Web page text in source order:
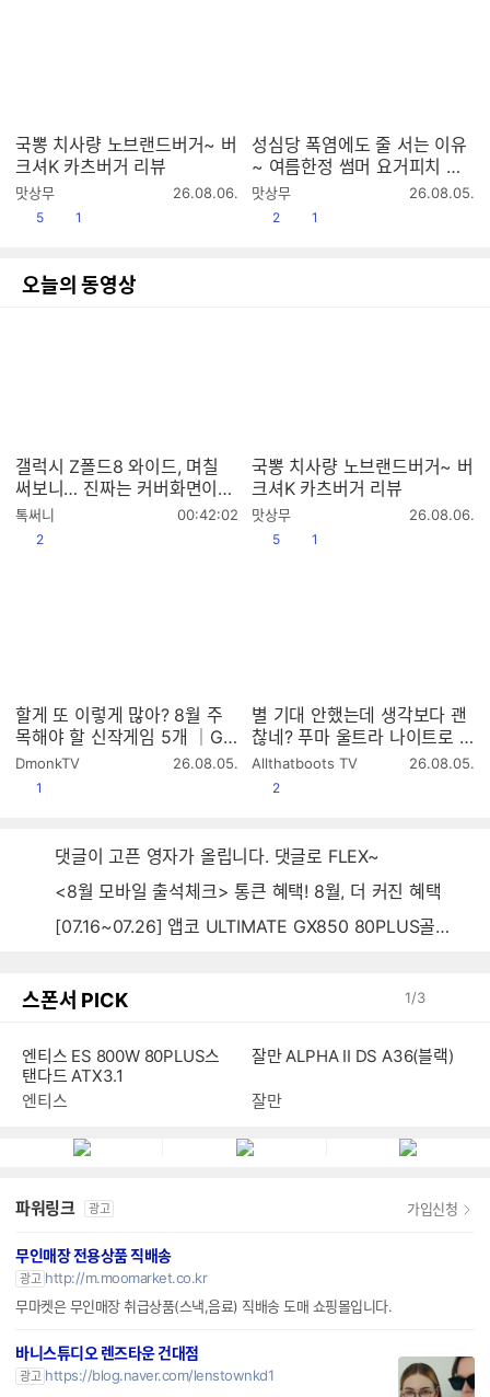
국뽕 치사량 노브랜드버거~ 버
크셔K 카츠버거 리뷰
맛상무
작
26.08.06.
공감
5 1
성심당 폭염에도 줄 서는 이유
~ 여름한정 썸머 요거피치 리
뷰
맛상무
작
26.08.05.
공감
2 1
오늘의 동영상
갤럭시 Z폴드8 와이드, 며칠
써보니… 진짜는 커버화면이었
습니다
톡써니
작
00:42:02
공감
2
국뽕 치사량 노브랜드버거~ 버
크셔K 카츠버거 리뷰
맛상무
작
26.08.06.
공감
5 1
할게 또 이렇게 많아? 8월 주
목해야 할 신작게임 5개 │GA
ME5 2026.8
DmonkTV
작
26.08.05.
1
별 기대 안했는데 생각보다 괜
찮네? 푸마 울트라 나이트로 7
얼티메이트 MG 실착 리뷰
Allthatboots TV
작
26.08.05.
공감
2
댓글이 고픈 영자가 올립니다. 댓글로 FLEX~
<8월 모바일 출석체크> 통큰 혜택! 8월, 더 커진 혜택
[07.16~07.26] 앱코 ULTIMATE GX850 80PLUS골드 풀모듈러 ATX3.0 블랙
스폰서 PICK 1/3
엔티스 ES 800W 80PLUS스
탠다드 ATX3.1
엔티스
잘만 ALPHA II DS A36(블랙)
잘만
파워링크 광고 가입신청
무인매장 전용상품 직배송
광고 http://m.moomarket.co.kr
무마켓은 무인매장 취급상품(스낵,음료) 직배송 도매 쇼핑몰입니다.
바니스튜디오 렌즈타운 건대점
광고 https://blog.naver.com/lenstownkd1